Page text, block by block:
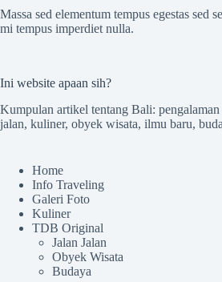
Massa sed elementum tempus egestas sed
mi tempus imperdiet nulla.
Ini website apaan sih?
Kumpulan artikel tentang Bali:
jalan, kuliner, obyek wisata, ilmu baru,
Home
Info Traveling
Galeri Foto
Kuliner
TDB Original
Jalan Jalan
Obyek Wisata
Budaya